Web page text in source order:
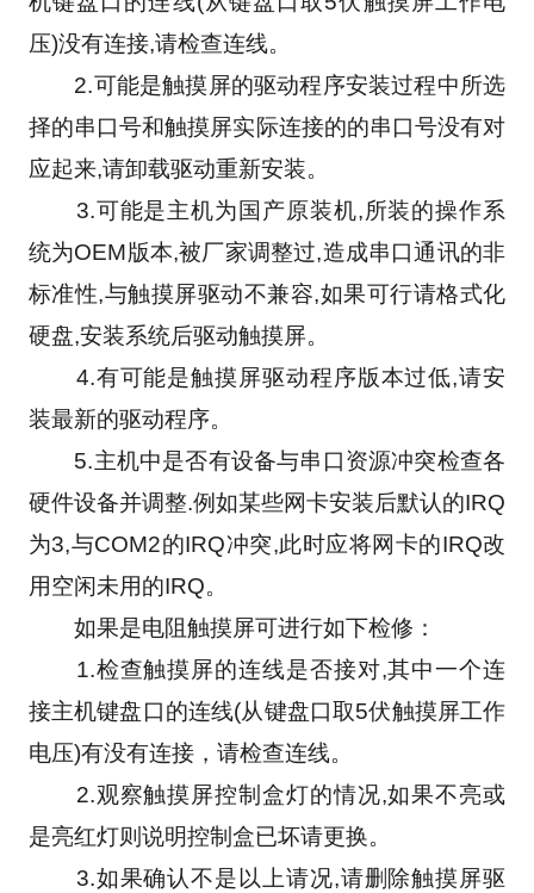
压)没有连接,请检查连线。
2.可能是触摸屏的驱动程序安装过程中所选
择的串口号和触摸屏实际连接的的串口号没有对
应起来,请卸载驱动重新安装。
3.可能是主机为国产原装机,所装的操作系
统为OEM版本,被厂家调整过,造成串口通讯的非
标准性,与触摸屏驱动不兼容,如果可行请格式化
硬盘,安装系统后驱动触摸屏。
4.有可能是触摸屏驱动程序版本过低,请安
装最新的驱动程序。
5.主机中是否有设备与串口资源冲突检查各
硬件设备并调整.例如某些网卡安装后默认的IRQ
为3,与COM2的IRQ冲突,此时应将网卡的IRQ改
用空闲未用的IRQ。
如果是电阻触摸屏可进行如下检修：
1.检查触摸屏的连线是否接对,其中一个连
接主机键盘口的连线(从键盘口取5伏触摸屏工作
电压)有没有连接，请检查连线。
2.观察触摸屏控制盒灯的情况,如果不亮或
是亮红灯则说明控制盒已坏请更换。
3.如果确认不是以上请况,请删除触摸屏驱